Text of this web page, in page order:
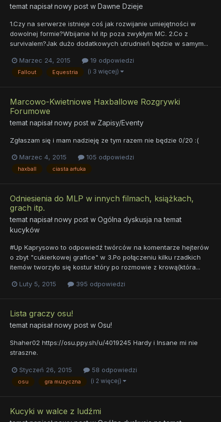
temat napisał nowy post w Dawne Dzieje
1.Czy na serwerze istnieje coś jak rozwijanie umiejętności w
dowolnej formie?Wbijanie lvl itp poza zwykłym MC. 2.Co z
survivalem?Jak dużo dodatkowych utrudnień będzie w samym...
Marzec 24, 2015 19 odpowiedzi
Fallout Equestria (i 3 więcej)
Marcowo-Kwietniowe Haxballowe Rozgrywki
Forumowe
temat napisał nowy post w Zapisy/Eventy
Zgłaszam się i mam nadzieję ze tym razem nie będzie 0/20 :(
Marzec 4, 2015 105 odpowiedzi
haxball ciasta arłuka
Odniesienia do MLP w innych filmach, książkach,
grach itp.
temat napisał nowy post w Ogólna dyskusja na temat
kucyków
#Up Kaprysowo to odpowiedź twórców na komentarze hejterów
o zbyt "cukierkowej grafice" w 3.Po połączeniu kilku rzadkich
itemów tworzyło się kostur który po rozmowie z krową(która...
Luty 5, 2015 395 odpowiedzi
Lista graczy osu!
temat napisał nowy post w Osu!
Shaher02 https://osu.ppy.sh/u/4019245 Hardy i Insane mi nie
straszne.
Styczeń 26, 2015 58 odpowiedzi
osu gra muzyczna (i 2 więcej)
Kucyki w walce z ludźmi